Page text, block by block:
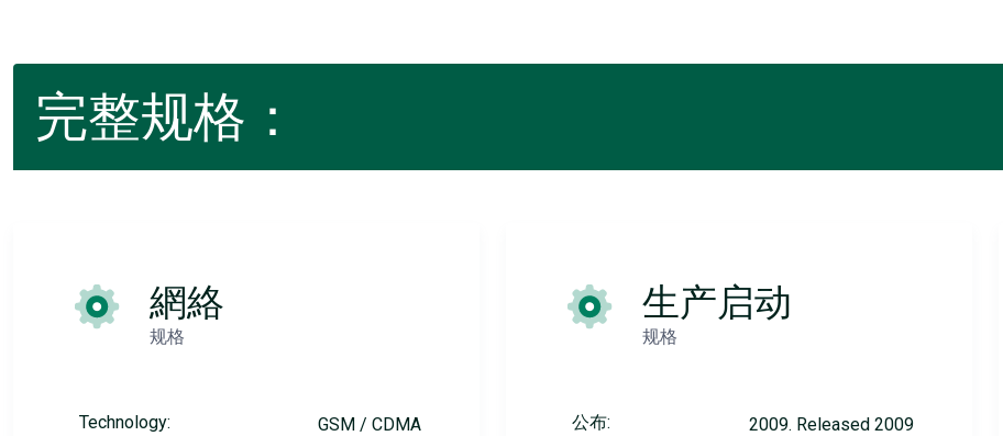
完整规格：
網絡
规格
Technology: GSM / CDMA
生产启动
规格
公布: 2009. Released 2009